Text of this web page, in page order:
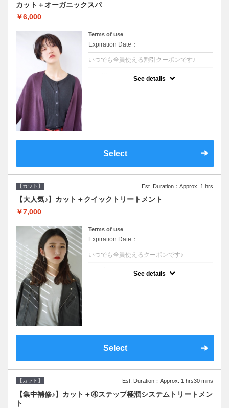
カット＋オーガニックスパ
￥6,000
Terms of use
Expiration Date：
いつでも全員使える割引クーポンです♪
See details
Select
【カット】 Est. Duration：Approx. 1 hrs
【大人気♪】カット＋クイックトリートメント
￥7,000
Terms of use
Expiration Date：
いつでも全員使えるクーポンです♪
See details
Select
【カット】 Est. Duration：Approx. 1 hrs30 mins
【集中補修♪】カット＋④ステップ極潤システムトリートメン
ト